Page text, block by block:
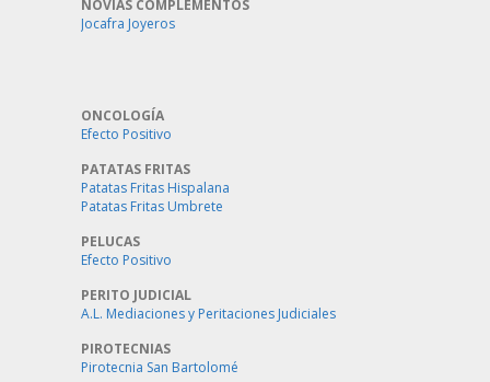
NOVIAS COMPLEMENTOS
Jocafra Joyeros
ONCOLOGÍA
Efecto Positivo
PATATAS FRITAS
Patatas Fritas Hispalana
Patatas Fritas Umbrete
PELUCAS
Efecto Positivo
PERITO JUDICIAL
A.L. Mediaciones y Peritaciones Judiciales
PIROTECNIAS
Pirotecnia San Bartolomé